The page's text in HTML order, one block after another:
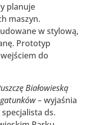
planuje
maszyn.
w stylową,
Prototyp
do
Białowieską
– wyjaśnia
ds.